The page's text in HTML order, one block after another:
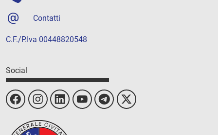
Contatti
C.F./P.Iva 00448820548
Social